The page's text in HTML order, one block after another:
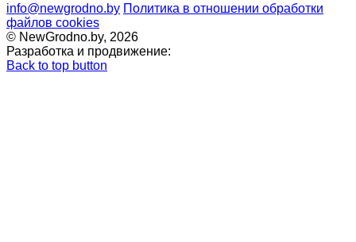
info@newgrodno.by Политика в отношении обработки
файлов cookies
© NewGrodno.by, 2026
Разработка и продвижение:
Back to top button